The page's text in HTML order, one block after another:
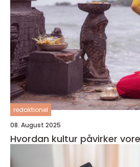
redaktionel
08. August 2025
Hvordan kultur påvirker